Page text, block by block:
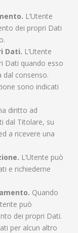
L’Utente
dei propri Dati
Dati. L’Utente
Dati quando esso
dal consenso.
sono indicati
diritto ad
dal Titolare, su
a ricevere una
L’Utente può
e richiederne
Quando
può
dei propri Dati.
per alcun altro